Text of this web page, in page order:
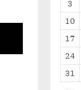
3
10
17
24
31